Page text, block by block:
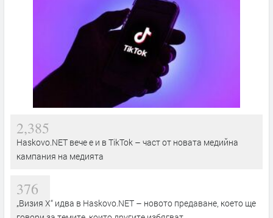
2,385
Haskovo.NET вече е и в TikTok – част от новата медийна
кампания на медията
376
„Визия Х“ идва в Haskovo.NET – новото предаване, което ще